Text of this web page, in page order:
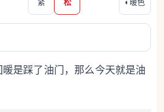
紧 松 ◐ 暖色
踩了油门，那么今天就是油